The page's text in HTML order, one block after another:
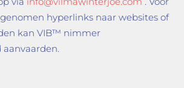
hyperlinks naar websites of
kan VIB™ nimmer